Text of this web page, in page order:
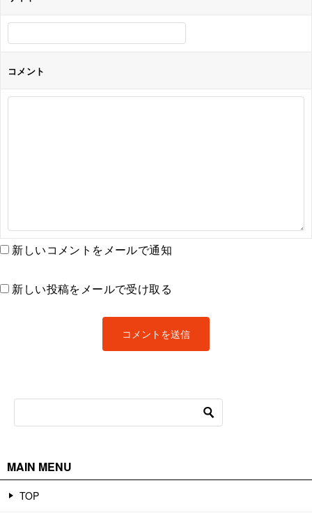
コメント
新しいコメントをメールで通知
新しい投稿をメールで受け取る
MAIN MENU
TOP